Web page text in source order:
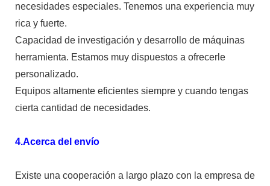
necesidades especiales. Tenemos una experiencia muy
rica y fuerte.
Capacidad de investigación y desarrollo de máquinas
herramienta. Estamos muy dispuestos a ofrecerle
personalizado.
Equipos altamente eficientes siempre y cuando tengas
cierta cantidad de necesidades.
4.Acerca del envío
Existe una cooperación a largo plazo con la empresa de